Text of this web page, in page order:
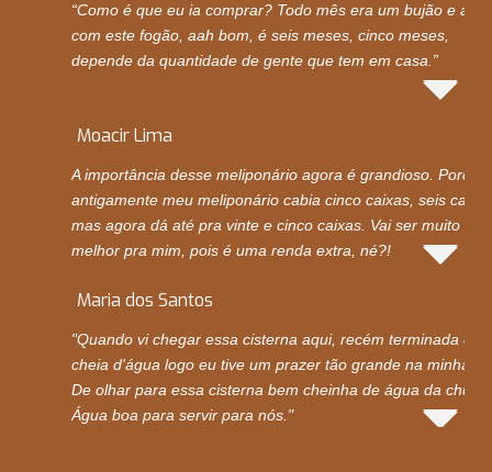
“Como é que eu ia comprar? Todo mês era um bujão e
com este fogão, aah bom, é seis meses, cinco meses,
depende da quantidade de gente que tem em casa.”
Moacir Lima
A importância desse meliponário agora é grandioso. Porque
antigamente meu meliponário cabia cinco caixas, seis
mas agora dá até pra vinte e cinco caixas. Vai ser muito
melhor pra mim, pois é uma renda extra, né?!
Maria dos Santos
"Quando vi chegar essa cisterna aqui, recém terminada e
cheia d'água logo eu tive um prazer tão grande na minha
De olhar para essa cisterna bem cheinha de água da chuva.
Água boa para servir para nós."